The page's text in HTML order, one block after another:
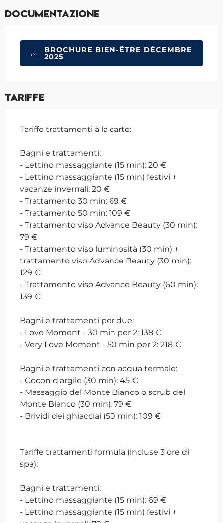
Documentazione
BROCHURE BIEN-ÊTRE DÉCEMBRE
2025
Tariffe
Tariffe trattamenti à la carte:
Bagni e trattamenti:
- Lettino massaggiante (15 min): 20 €
- Lettino massaggiante (15 min) festivi +
vacanze invernali: 20 €
- Trattamento 30 min: 69 €
- Trattamento 50 min: 109 €
- Trattamento viso Advance Beauty (30 min):
79 €
- Trattamento viso luminosità (30 min) +
trattamento viso Advance Beauty (30 min):
129 €
- Trattamento viso Advance Beauty (60 min):
139 €
Bagni e trattamenti per due:
- Love Moment - 30 min per 2: 138 €
- Very Love Moment - 50 min per 2: 218 €
Bagni e trattamenti con acqua termale:
- Cocon d'argile (30 min): 45 €
- Massaggio del Monte Bianco o scrub del
Monte Bianco (30 min): 79 €
- Brividi dei ghiacciai (50 min): 109 €
Tariffe trattamenti formula (incluse 3 ore di
spa):
Bagni e trattamenti:
- Lettino massaggiante (15 min): 69 €
- Lettino massaggiante (15 min) festivi +